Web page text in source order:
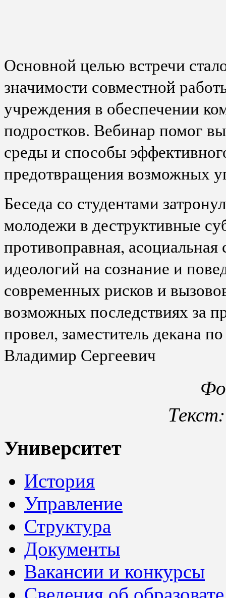
Основной целью встречи
значимости совместной
учреждения в обеспечении
подростков. Вебинар помог
среды и способы
предотвращения возможных
Беседа со студентами
молодежи в деструктивные
противоправная,
идеологий на сознание и
современных рисков и
возможных последствиях за
провел, заместитель декана
Владимир Сергеевич
Университет
История
Управление
Структура
Документы
Вакансии и конкурсы